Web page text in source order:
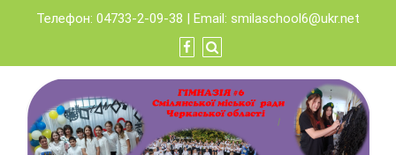
content
Телефон: 04733-2-09-38 | Email: smilaschool6@ukr.net